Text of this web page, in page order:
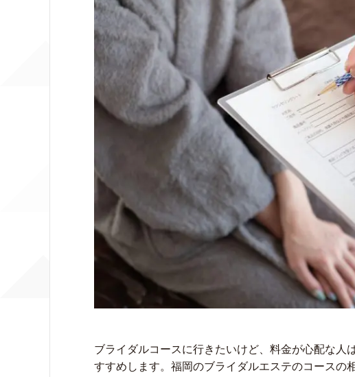
ブライダルコースに行きたいけど、料金が心配な人
すすめします。福岡のブライダルエステのコースの